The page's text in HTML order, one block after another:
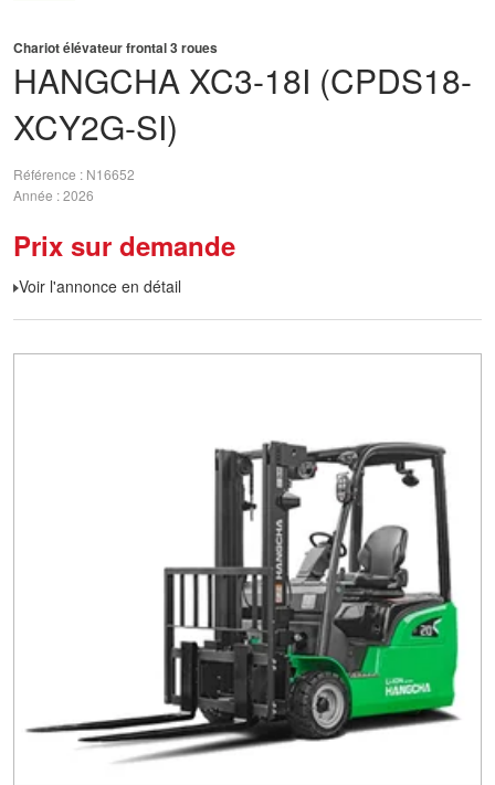
HANGCHA XC3-18I (CPDS18-
XCY2G-SI)
Chariot élévateur frontal 3 roues
Référence
N16652
Année 2026
Prix sur demande
Voir l'annonce en détail